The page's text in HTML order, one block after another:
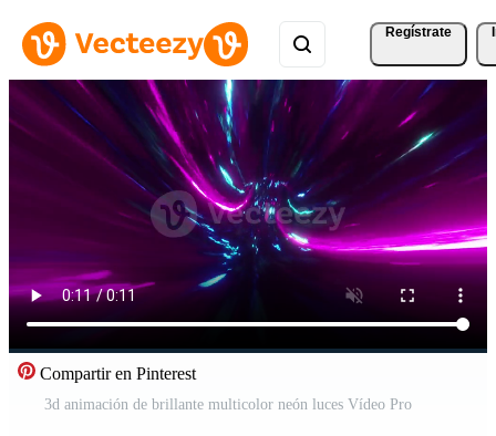
Regístrate
Compartir en Pinterest
3d animación de brillante multicolor neón luces Vídeo Pro